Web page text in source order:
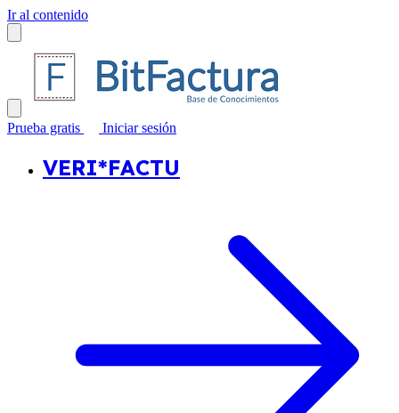
Ir al contenido
Prueba gratis Iniciar sesión
VERI*FACTU